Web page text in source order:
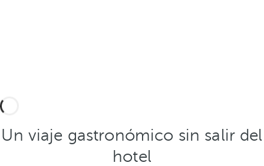
Un viaje gastronómico sin salir del
hotel